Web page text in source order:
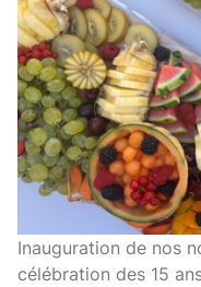
Inauguration de nos
célébration des 15